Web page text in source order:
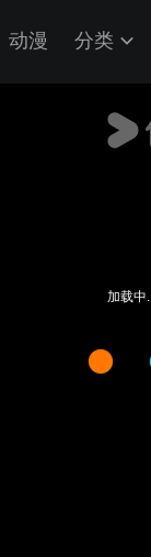
动漫 分类
加载中...